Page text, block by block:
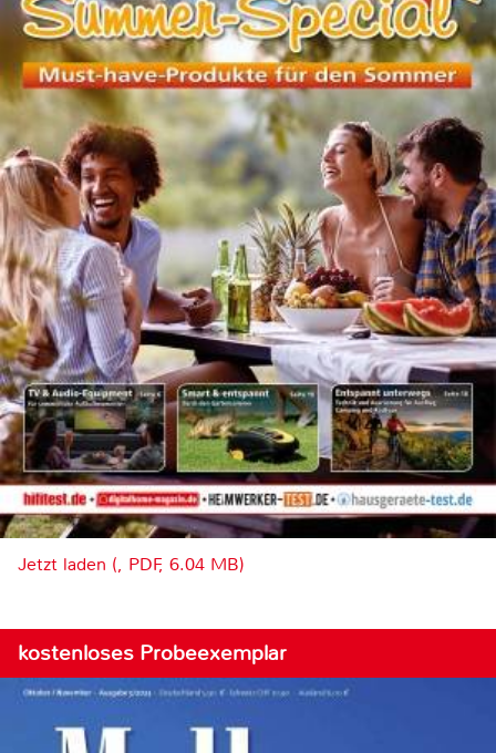
Jetzt laden (, PDF, 6.04 MB)
kostenloses Probeexemplar